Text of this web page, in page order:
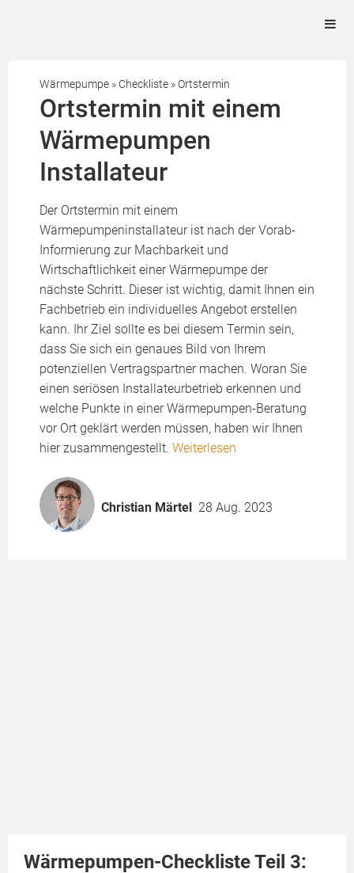
Wärmepumpe » Checkliste »Ortstermin
Ortstermin mit einem
Wärmepumpen
Installateur
Der Ortstermin mit einem
Wärmepumpeninstallateur ist nach der Vorab-
Informierung zur Machbarkeit und
Wirtschaftlichkeit einer Wärmepumpe der
nächste Schritt. Dieser ist wichtig, damit Ihnen ein
Fachbetrieb ein individuelles Angebot erstellen
kann. Ihr Ziel sollte es bei diesem Termin sein,
dass Sie sich ein genaues Bild von Ihrem
potenziellen Vertragspartner machen. Woran Sie
einen seriösen Installateurbetrieb erkennen und
welche Punkte in einer Wärmepumpen-Beratung
vor Ort geklärt werden müssen, haben wir Ihnen
hier zusammengestellt. Weiterlesen
Christian Märtel 28 Aug. 2023
Wärmepumpen-Checkliste Teil 3: